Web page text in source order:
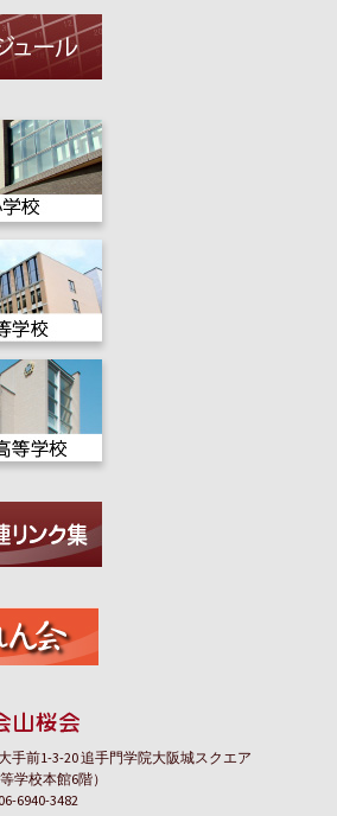
前1-3-20 追手門学院大阪城スクエア
学校本館6階）
6940-3482